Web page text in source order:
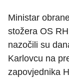
Ministar
stožera OS
nazočili su
Karlovcu na
zapovjednika